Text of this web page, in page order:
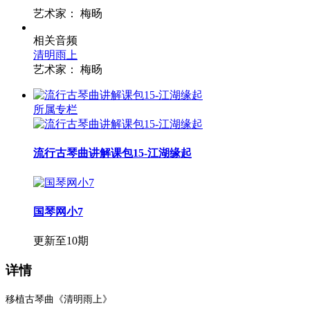
艺术家： 梅旸
相关音频
清明雨上
艺术家：
梅旸
所属专栏
流行古琴曲讲解课包15-江湖缘起
国琴网小7
更新至10期
详情
移植古琴曲《清明雨上》